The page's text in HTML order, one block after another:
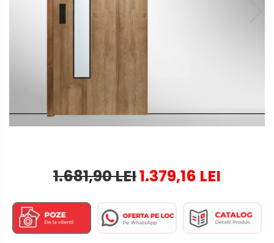
1.681,90 LEI1.379,16 LEI